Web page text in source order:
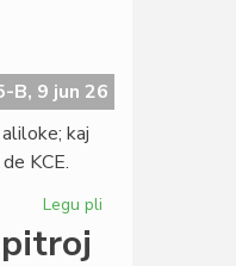
katalogado
plene
B, 9 jun 26
kaj
KCE.
Legu pli